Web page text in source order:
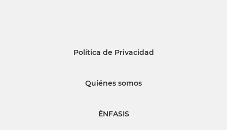
Política de Privacidad
Quiénes somos
ÉNFASIS